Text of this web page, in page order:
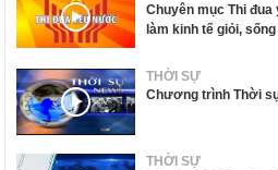
Chuyên mục Thi
làm kinh tế giỏi,
THỜI SỰ
Chương trình Thời
THỜI SỰ